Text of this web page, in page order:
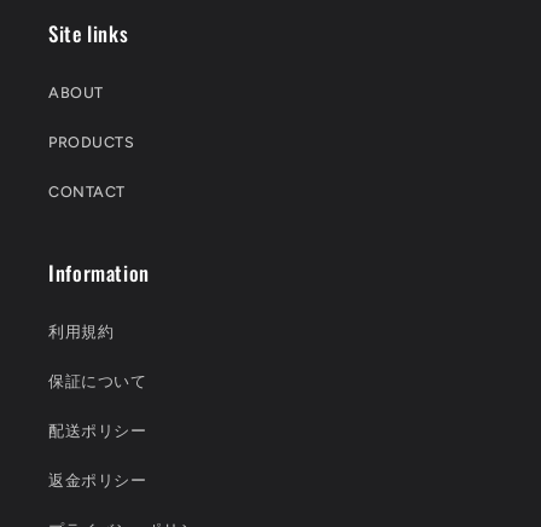
Site links
ABOUT
PRODUCTS
CONTACT
Information
利用規約
保証について
配送ポリシー
返金ポリシー